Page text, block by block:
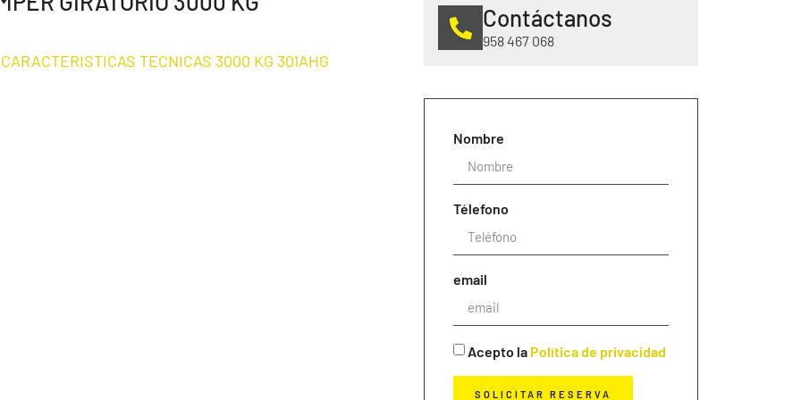
CARACTERISTICAS TECNICAS 3000 KG 301AHG
Contáctanos
958 467 068
Nombre
Télefono
email
Acepto la Política de privacidad
SOLICITAR RESERVA